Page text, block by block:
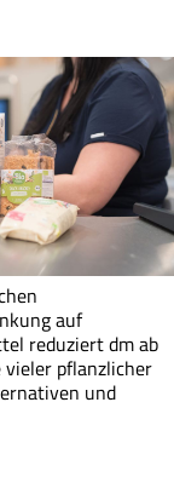
auf
reduziert dm ab
vieler pflanzlicher
und